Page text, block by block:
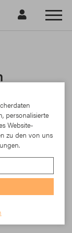
für
die bei
(im Folgenden:
13 BGB).
personalisierte
Website-
zu den von uns